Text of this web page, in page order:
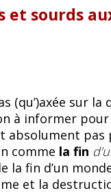
et sourds
(qu’)axée sur
à informer pour
absolument
comme la fin
la fin d’un
et la